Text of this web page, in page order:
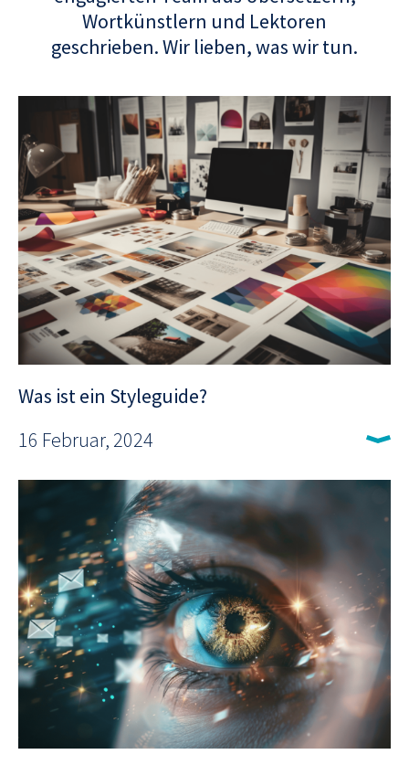
Wortkünstlern und Lektoren
geschrieben. Wir lieben, was wir tun.
Was ist ein Styleguide?
16 Februar, 2024